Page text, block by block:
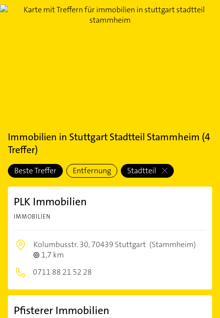
Immobilien in Stuttgart Stadtteil Stammheim (4
Treffer)
Beste Treffer Entfernung Stadtteil
PLK Immobilien
IMMOBILIEN
Kolumbusstr. 30,70439 Stuttgart (Stammheim)
1,7 km
0711 88 21 52 28
Pfisterer Immobilien